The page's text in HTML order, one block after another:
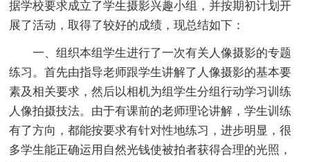
据学校要求成立了学生摄影兴趣小组，并按期初计划开
展了活动，取得了较好的成绩，现总结如下：
一、组织本组学生进行了一次有关人像摄影的专题
练习。首先由指导老师跟学生讲解了人像摄影的基本要
素及相关要求，然后以相机为组学生分组行动学习训练
人像拍摄技法。由于有课前的老师理论讲解，学生训练
有了方向，都能按要求有针对性地练习，进步明显，很
多学生能正确运用自然光钱使被拍者获得合理的光照，